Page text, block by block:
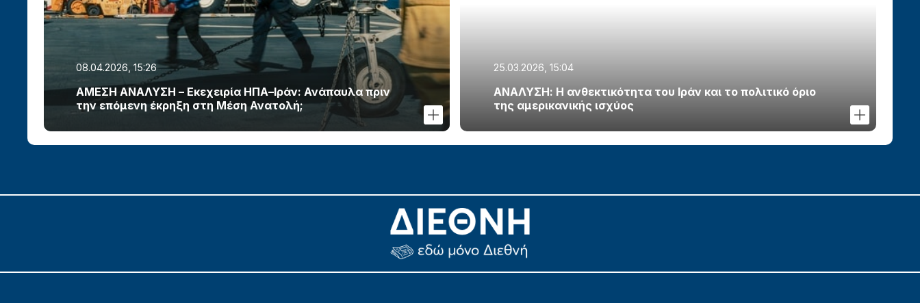
08.04.2026, 15:26
ΑΜΕΣΗ ΑΝΑΛΥΣΗ – Εκεχειρία ΗΠΑ–Ιράν: Ανάπαυλα πριν
την επόμενη έκρηξη στη Μέση Ανατολή;
25.03.2026, 15:04
ΑΝΑΛΥΣΗ: Η ανθεκτικότητα του Ιράν και το πολιτικό όριο
της αμερικανικής ισχύος